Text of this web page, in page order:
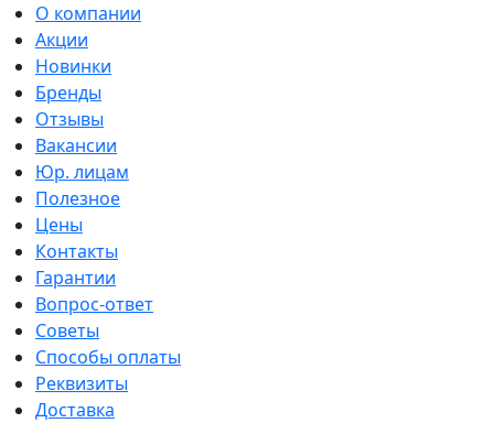
О компании
Акции
Новинки
Бренды
Отзывы
Вакансии
Юр. лицам
Полезное
Цены
Контакты
Гарантии
Вопрос-ответ
Советы
Способы оплаты
Реквизиты
Доставка